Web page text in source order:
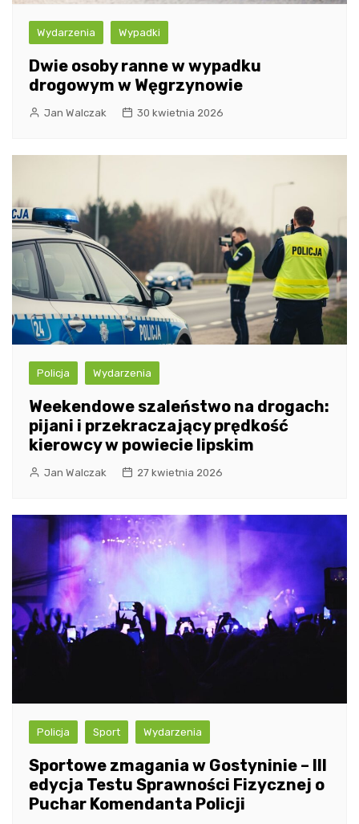
Wydarzenia Wypadki
Dwie osoby ranne w wypadku
drogowym w Węgrzynowie
Jan Walczak 30 kwietnia 2026
Policja Wydarzenia
Weekendowe szaleństwo na drogach:
pijani i przekraczający prędkość
kierowcy w powiecie lipskim
Jan Walczak 27 kwietnia 2026
Policja Sport Wydarzenia
Sportowe zmagania w Gostyninie – III
edycja Testu Sprawności Fizycznej o
Puchar Komendanta Policji